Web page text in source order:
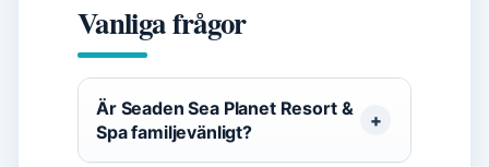
Vanliga frågor
Är Seaden Sea Planet Resort &
Spa familjevänligt?